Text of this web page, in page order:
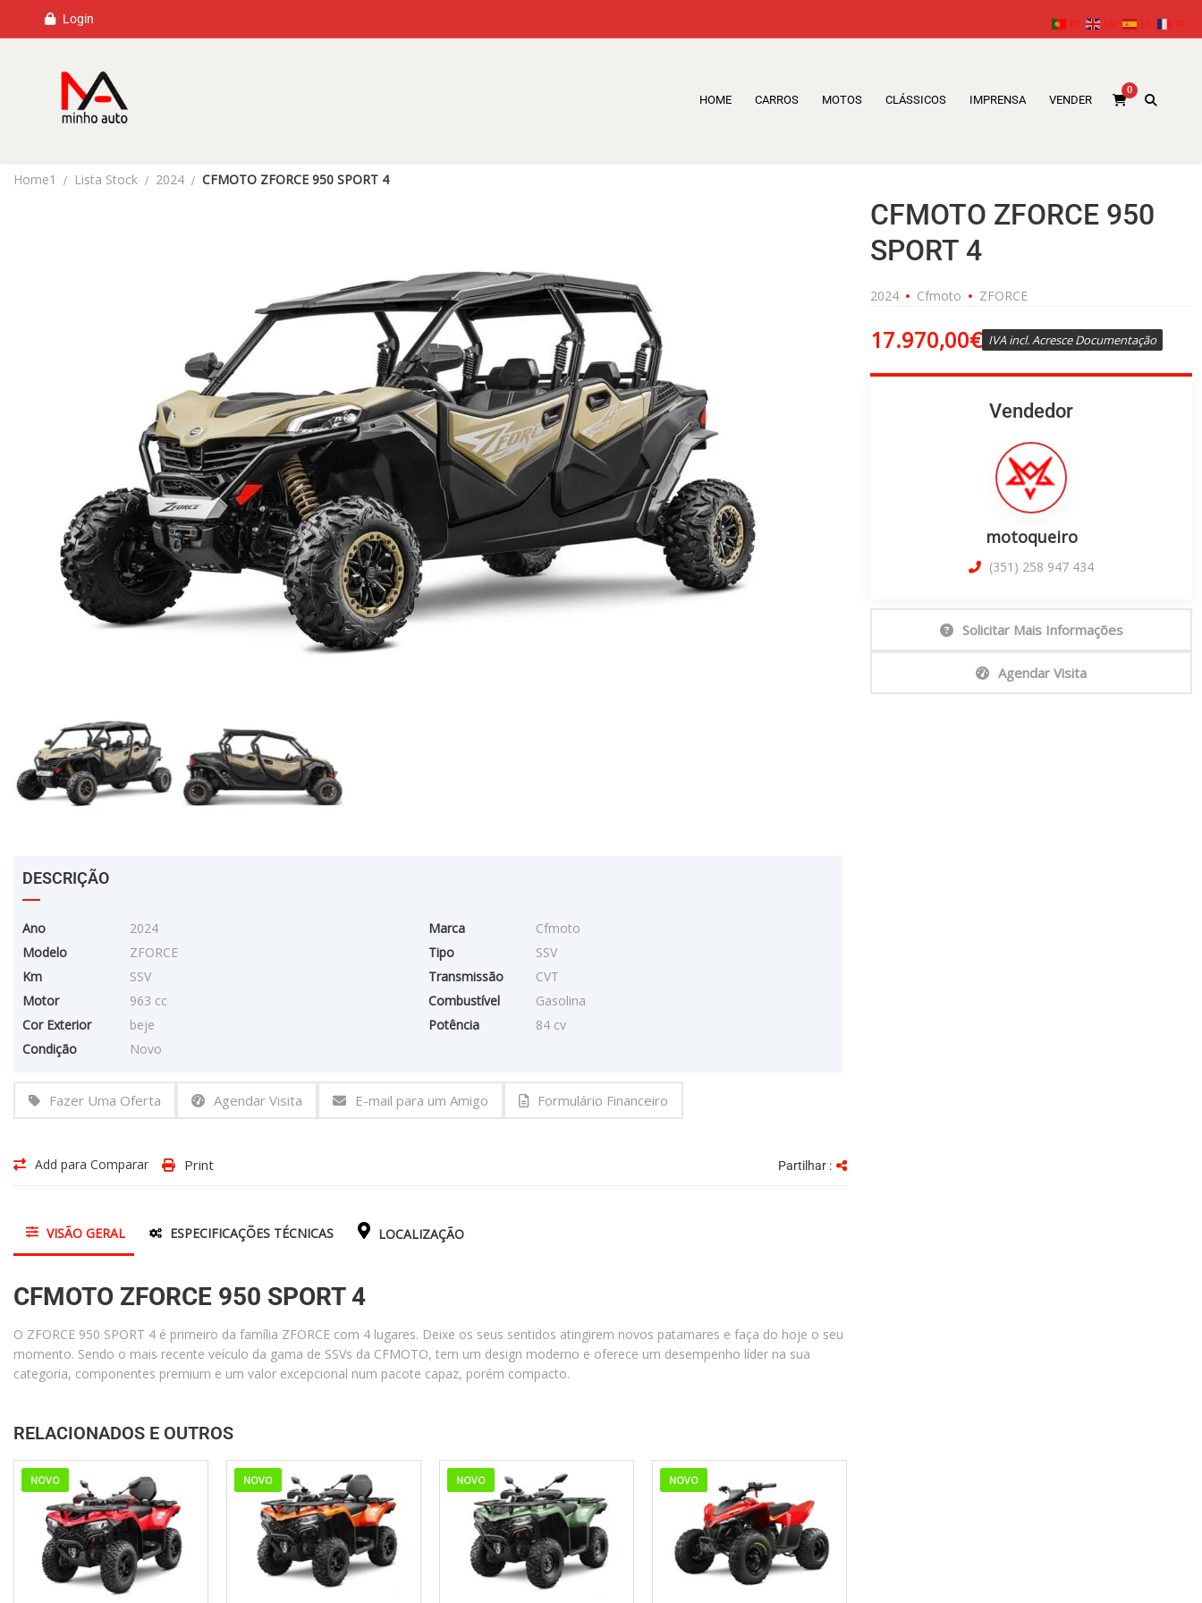
Login
HOME CARROS MOTOS CLÁSSICOS IMPRENSA VENDER
0
Home1 Lista Stock 2024 CFMOTO ZFORCE 950 SPORT 4
DESCRIÇÃO
Ano 2024 Marca
Cfmoto
Modelo
ZFORCE Tipo
SSV
Km
SSV Transmissão
CVT
Motor
963 cc Combustível
Gasolina
Cor Exterior
beje Potência
84 cv
Condição
Novo
Fazer Uma Oferta Agendar Visita E-mail para um Amigo Formulário Financeiro
Add para Comparar Print Partilhar :
VISÃO GERAL ESPECIFICAÇÕES TÉCNICAS LOCALIZAÇÃO
CFMOTO ZFORCE 950 SPORT 4
O ZFORCE 950 SPORT 4 é primeiro da família ZFORCE com 4 lugares. Deixe os seus sentidos atingirem novos patamares e faça do hoje o seu
momento. Sendo o mais recente veículo da gama de SSVs da CFMOTO, tem um design moderno e oferece um desempenho líder na sua
categoria, componentes premium e um valor excepcional num pacote capaz, porém compacto.
RELACIONADOS E OUTROS
NOVO NOVO NOVO NOVO
CFMOTO ZFORCE 950
SPORT 4
2024 Cfmoto ZFORCE
17.970,00€ IVA incl. Acresce Documentação
Vendedor
motoqueiro
(351) 258 947 434
Solicitar Mais Informações
Agendar Visita
PT EN ES FR